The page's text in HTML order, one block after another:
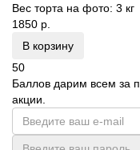
Вес торта на фото: 3 кг
1850 р.
В корзину
50
Баллов дарим всем за
акции.